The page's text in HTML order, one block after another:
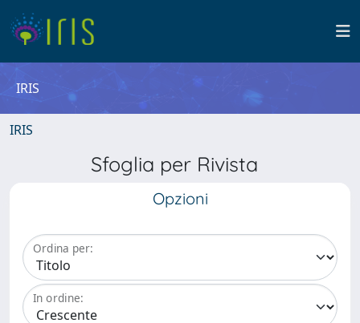
IRIS
IRIS
Sfoglia per Rivista
Opzioni
Ordina per:
In ordine: